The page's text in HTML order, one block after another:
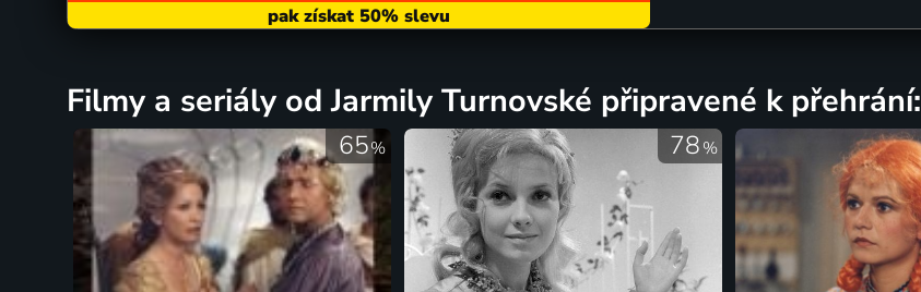
filmy a seriály od Jarmily Turnovské připravené k přehrání:
65% 78%